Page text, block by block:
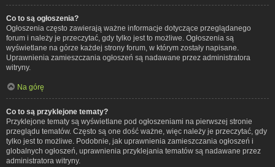
Co to są ogłoszenia?
Ogłoszenia często zawierają ważne informacje dotyczące przeglądanego
forum i należy je przeczytać, gdy tylko jest to możliwe. Ogłoszenia są
wyświetlane na górze każdej strony forum, w którym zostały napisane.
Uprawnienia zamieszczania ogłoszeń są nadawane przez administratora
witryny.
Na górę
Co to są przyklejone tematy?
Przyklejone tematy są wyświetlane pod ogłoszeniami na pierwszej stronie
przeglądu tematów. Często są one dość ważne, więc należy je przeczytać, gdy
tylko jest to możliwe. Podobnie, jak uprawnienia zamieszczania ogłoszeń i
globalnych ogłoszeń, uprawnienia przyklejania tematów są nadawane przez
administratora witryny.